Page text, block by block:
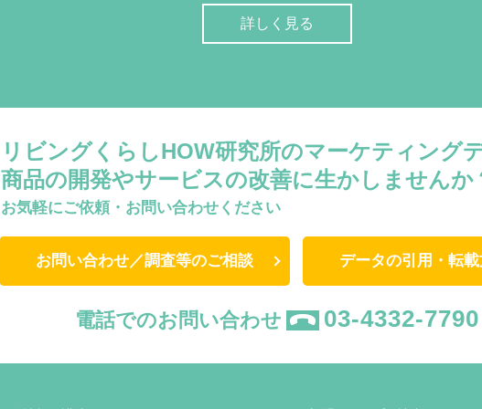
詳しく見る
リビングくらしHOW研究所のマーケティング
商品の開発やサービスの改善に生かしませんか
お気軽にご依頼・お問い合わせください
お問い合わせ／調査等のご相談 データの引用・転
電話でのお問い合わせ 03-4332-7790